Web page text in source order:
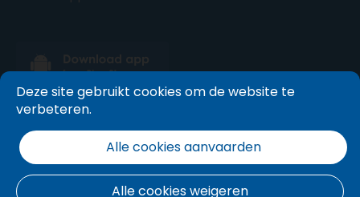
Deze site gebruikt cookies om de website te
verbeteren.
Alle cookies weigeren
Alle cookies aanvaarden